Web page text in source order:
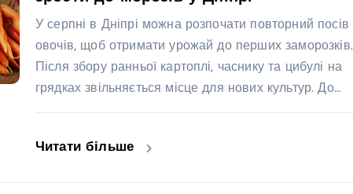
У серпні в Дніпрі можна розпочати повторний посів
овочів, щоб отримати урожай до перших заморозків.
Після збору ранньої картоплі, часнику та цибулі на
грядках звільняється місце для нових культур. До…
Читати більше